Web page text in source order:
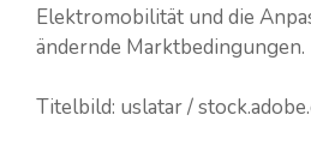
Elektromobilität und die
ändernde Marktbedingungen.
Titelbild: uslatar /